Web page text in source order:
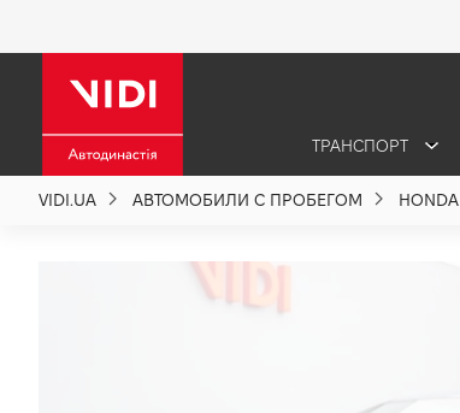
ТРАНСПОРТ
VIDI.UA АВТОМОБИЛИ С ПРОБЕГОМ HONDA
О компании